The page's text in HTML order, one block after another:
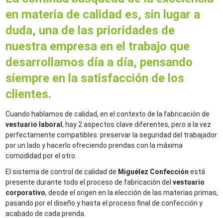
en materia de calidad es, sin lugar a
duda, una de las prioridades de
nuestra empresa en el trabajo que
desarrollamos día a día, pensando
siempre en la satisfacción de los
clientes.
Cuando hablamos de calidad, en el contexto de la fabricación de
vestuario laboral , hay 2 aspectos clave diferentes, pero a la vez
perfectamente compatibles: preservar la seguridad del trabajador
por un lado y hacerlo ofreciendo prendas con la máxima
comodidad por el otro.
El sistema de control de calidad de Miguélez Confección está
presente durante todo el proceso de fabricación del vestuario
corporativo, desde el origen en la elección de las materias primas,
pasando por el diseño y hasta el proceso final de confección y
acabado de cada prenda.